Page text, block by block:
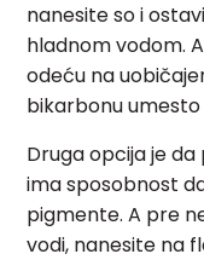
nanesite so i
hladnom vodom.
odeću na
bikarbonu umesto
Druga opcija je
ima sposobnost
pigmente. A pre
vodi, nanesite na